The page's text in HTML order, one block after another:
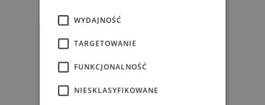
WYDAJNOŚĆ
TARGETOWANIE
FUNKCJONALNOŚĆ
NIESKLASYFIKOWANE